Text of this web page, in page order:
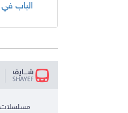
مسلسلات